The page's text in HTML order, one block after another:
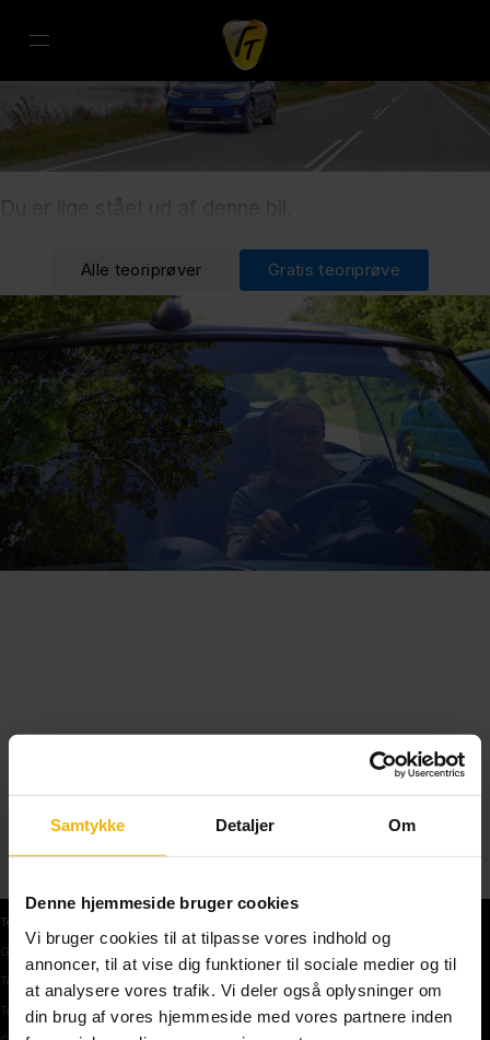
Samtykke Detaljer Om
Denne hjemmeside bruger cookies
Vi bruger cookies til at tilpasse vores indhold og
annoncer, til at vise dig funktioner til sociale medier og til
at analysere vores trafik. Vi deler også oplysninger om
din brug af vores hjemmeside med vores partnere inden
Alle teoriprøver Gratis teoriprøve
Teoriprøver
Gratis teoriprøve
Teoriprøver oversigt
Teoriprøver – pakker/priser